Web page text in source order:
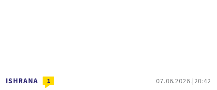
ISHRANA 1 07.06.2026. 20:42